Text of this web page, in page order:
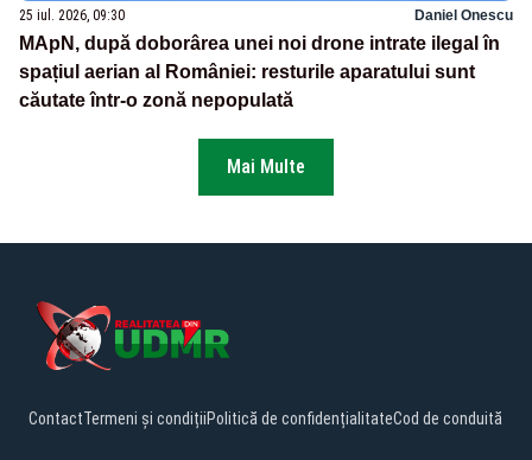
25 iul. 2026, 09:30 Daniel Onescu
MApN, după doborârea unei noi drone intrate ilegal în
spațiul aerian al României: resturile aparatului sunt
căutate într-o zonă nepopulată
Mai Multe
ContactTermeni și condițiiPolitică de confidențialitateCod de conduită